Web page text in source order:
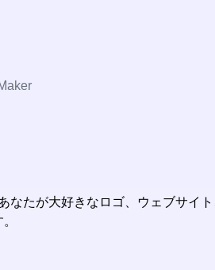
なたが大好きなロゴ、ウェブサイ